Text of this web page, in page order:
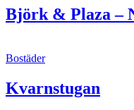
Björk & Plaza –
Bostäder
Kvarnstugan